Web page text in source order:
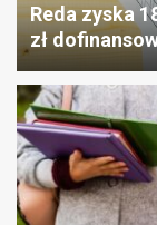
Reda zyska
zł